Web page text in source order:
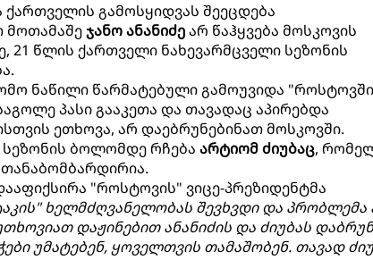
გამოსყიდვას შეეცდება
მოთამაშეჯანო ანანიძეარ წაჰყვება მოსკოვის
21 წლის ქართველი ნახევარმცველი სეზონის
ნაწილი წარმატებული გამოუვიდა
პასი გააკეთა და თავადაც აპირებდა
ეთხოვა, არ დაებრუნებინათ მოსკოვში.
ბოლომდე რჩება არტიომ ძიუბაც,
"როსტოვის" ვიცე-პრეზიდენტმა
ხელმძღვანელობას შევხვდი და პრობლემა
დაჟინებით ანანიძის და ძიუბას
უმატებენ, ყოველთვის თამაშობენ. თავად